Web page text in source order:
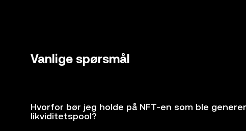
Vanlige spørsmål
Hvorfor bør jeg holde på NFT-en som ble
likviditetspool?